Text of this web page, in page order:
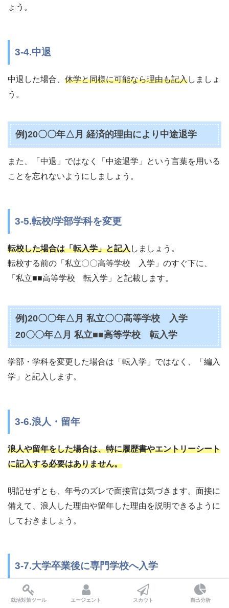
ょう。
3-4.中退
中退した場合、 休学と同様に可能なら理由も記入しましょ
う。
例)20〇〇年△月 経済的理由により中途退学
また、「中退」ではなく「中途退学」という言葉を用いる
ことを忘れないようにしましょう。
3-5.転校/学部学科を変更
転校した場合は「転入学」と記入しましょう。
転校する前の「私立〇〇高等学校 入学」のすぐ下に、
「私立■■高等学校 転入学」と記載します。
例)20〇〇年△月 私立〇〇高等学校 入学
20〇〇年△月 私立■■高等学校 転入学
学部・学科を変更した場合は「転入学」ではなく、「編入
学」と記入します。
3-6.浪人・留年
浪人や留年をした場合は、特に履歴書やエントリーシート
に記入する必要はありません。
明記せずとも、年号のズレで面接官は気づきます。面接に
備えて、浪人した理由や留年した理由を説明できるように
しておきましょう。
3-7.大学卒業後に専門学校へ入学
大学卒業後に専門学校へ進学、卒業。しかし、エントリー
就活対策ツール エージェント スカウト 自己分析